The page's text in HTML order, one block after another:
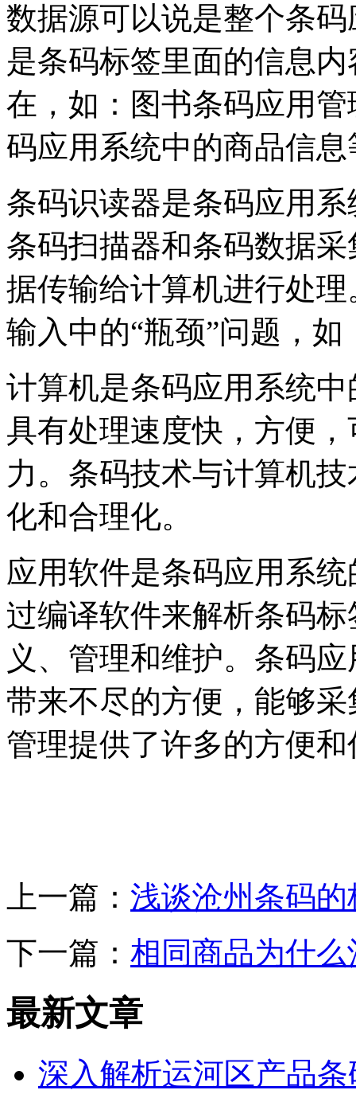
数据源可以说是整个条
是条码标签里面的信息
在，如：图书条码应用
码应用系统中的商品信息
条码识读器是条码应用
条码扫描器和条码数据
据传输给计算机进行处
输入中的“瓶颈”问题，
计算机是条码应用系统
具有处理速度快，方便
力。条码技术与计算机
化和合理化。
应用软件是条码应用系
过编译软件来解析条码
义、管理和维护。条码
带来不尽的方便，能够
管理提供了许多的方便和
上一篇： 浅谈沧州条码
下一篇： 相同商品为什
最新文章
深入解析运河区产品